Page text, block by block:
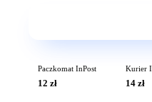
Paczkomat InPost
12 zł
Kurier
14 zł